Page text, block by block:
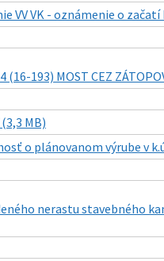
VV VK - oznámenie o
193) MOST CEZ
MB)
o plánovanom výrube v
nerastu stavebného